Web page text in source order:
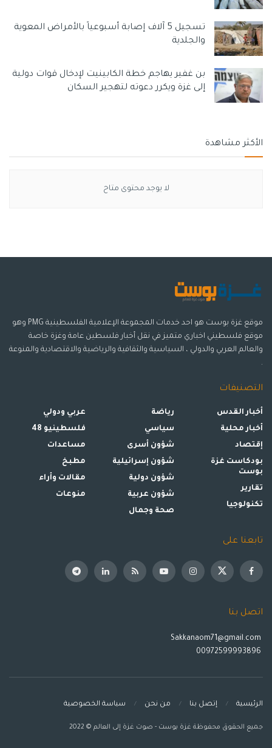
تسجيل 5 آلاف إصابة أسبوعياً بالأمراض المعوية
والجلدية
بن غفير يهاجم خطة الكابينيت لإدخال قوات دولية
إلى غزة ويكرر دعوته لتهجير السكان
الأكثر مشاهدة
لا يوجد محتوى متاح
موقع غزة بوست هو احد خدمات المجموعة الإعلامية الفلسطينية PMG وهو
موقع فلسطيني اخباري متميز في نقل أخبار فلسطين عامة وغزة خاصة
والعالم العربي والدولي ، السياسية والثقافية والرياضية والاقتصادية والمنوعة
.
التصنيفات
أخبار القدس
أخبار محلية
إقتصاد
بودكاست غزة
بوست
تقارير
تكنولوجيا
رياضة
سياسي
شؤون أسرى
شؤون إسرائيلية
شؤون دولية
شؤون عربية
صحة وجمال
عربي ودولي
فلسطينيو 48
مساعدات
مطبخ
مقالات وأراء
منوعات
تابعنا على
اتصل بنا
Sakkanaom71@gmail.com
الرئيسية إتصل بنا من نحن سياسة الخصوصية
جميع الحقوق محفوظة غزة بوست - صوت غزة إلى العالم © 2022